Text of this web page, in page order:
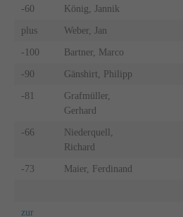
-60 König, Jannik
plus Weber, Jan
-100 Bartner, Marco
-90 Gänshirt, Philipp
-81
Grafmüller,
Gerhard
-66
Niederquell,
Richard
-73 Maier, Ferdinand
zur